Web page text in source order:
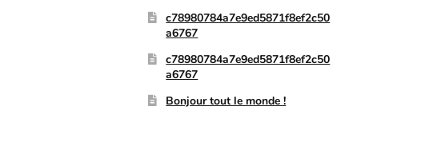
c78980784a7e9ed5871f8ef2c50
a6767
c78980784a7e9ed5871f8ef2c50
a6767
Bonjour tout le monde !